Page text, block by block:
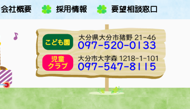
会社概要 採用情報 要望相談窓口